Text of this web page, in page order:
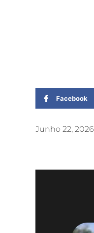
Facebook
Junho 22, 2026